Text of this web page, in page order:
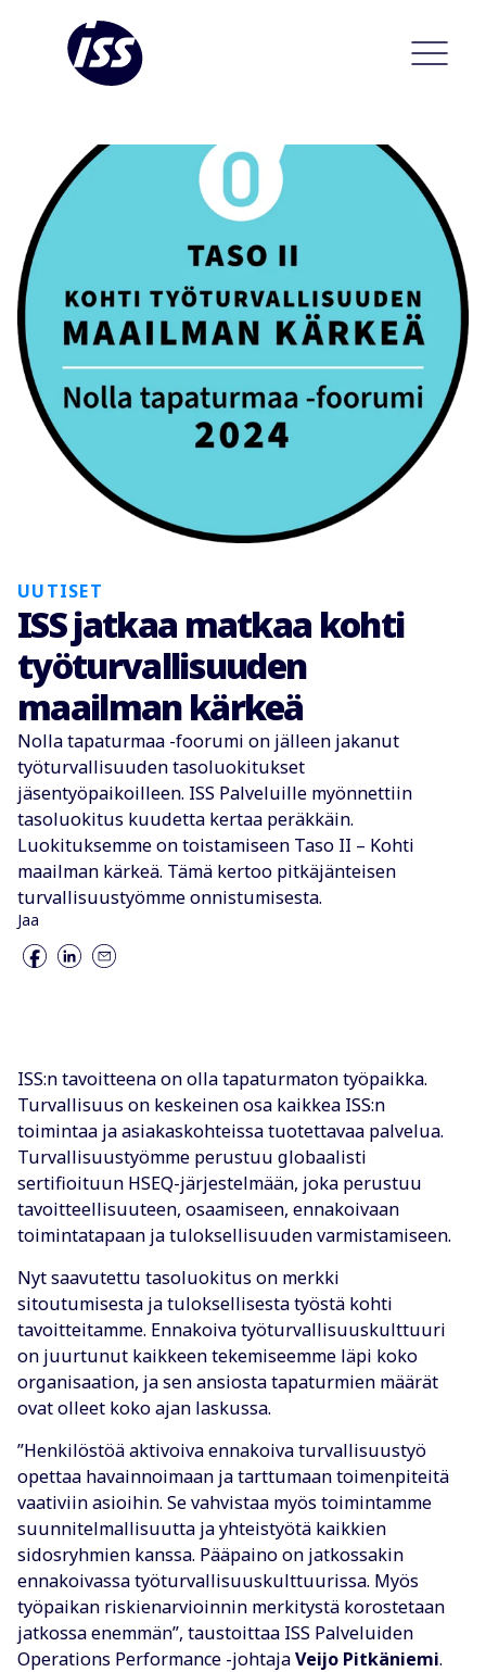
UUTISET
ISS jatkaa matkaa kohti
työturvallisuuden
maailman kärkeä
Nolla tapaturmaa -foorumi on jälleen jakanut
työturvallisuuden tasoluokitukset
jäsentyöpaikoilleen. ISS Palveluille myönnettiin
tasoluokitus kuudetta kertaa peräkkäin.
Luokituksemme on toistamiseen Taso II – Kohti
maailman kärkeä. Tämä kertoo pitkäjänteisen
turvallisuustyömme onnistumisesta.
Jaa
ISS:n tavoitteena on olla tapaturmaton työpaikka.
Turvallisuus on keskeinen osa kaikkea ISS:n
toimintaa ja asiakaskohteissa tuotettavaa palvelua.
Turvallisuustyömme perustuu globaalisti
sertifioituun HSEQ-järjestelmään, joka perustuu
tavoitteellisuuteen, osaamiseen, ennakoivaan
toimintatapaan ja tuloksellisuuden varmistamiseen.
Nyt saavutettu tasoluokitus on merkki
sitoutumisesta ja tuloksellisesta työstä kohti
tavoitteitamme. Ennakoiva työturvallisuuskulttuuri
on juurtunut kaikkeen tekemiseemme läpi koko
organisaation, ja sen ansiosta tapaturmien määrät
ovat olleet koko ajan laskussa.
”Henkilöstöä aktivoiva ennakoiva turvallisuustyö
opettaa havainnoimaan ja tarttumaan toimenpiteitä
vaativiin asioihin. Se vahvistaa myös toimintamme
suunnitelmallisuutta ja yhteistyötä kaikkien
sidosryhmien kanssa. Pääpaino on jatkossakin
ennakoivassa työturvallisuuskulttuurissa. Myös
työpaikan riskienarvioinnin merkitystä korostetaan
jatkossa enemmän”, taustoittaa ISS Palveluiden
Operations Performance -johtajaVeijo Pitkäniemi.